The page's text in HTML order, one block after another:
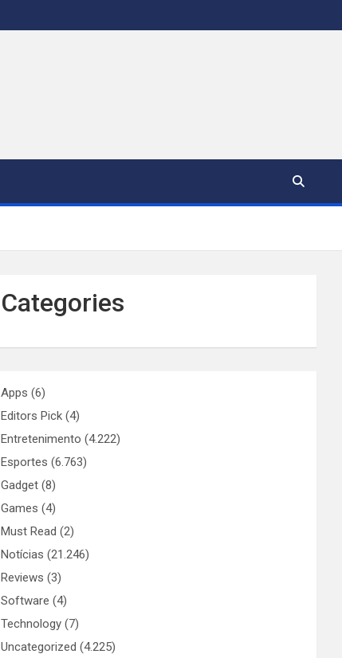
Categories
Apps (6)
Editors Pick (4)
Entretenimento (4.222)
Esportes (6.763)
Gadget (8)
Games (4)
Must Read (2)
Notícias (21.246)
Reviews (3)
Software (4)
Technology (7)
Uncategorized (4.225)